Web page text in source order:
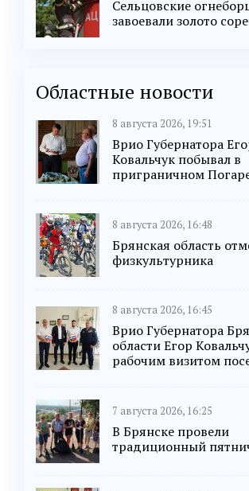
Сельцовские
завоевали золото
Областные новости
8 августа 2026, 19:51
Врио Губернатора
Ковальчук побывал в
приграничном
8 августа 2026, 16:48
Брянская область
физкультурника
8 августа 2026, 16:45
Врио Губернатора
области Егор
рабочим визитом
7 августа 2026, 16:25
В Брянске провели
традиционный